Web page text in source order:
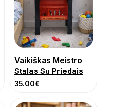
Vaikiškas Meistro
Stalas Su Priedais
35.00€